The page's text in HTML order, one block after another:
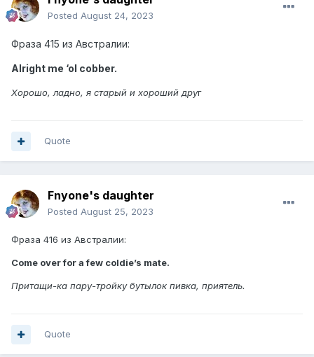
Posted August 24, 2023
Фраза 415 из Австралии:
Alright me ‘ol cobber.
Хорошо, ладно, я старый и хорошийдруг
Quote
Fnyone's daughter
Posted August 25, 2023
Фраза 416 из Австралии:
Come over for a few coldie’s mate.
Притащи-ка пару-тройку бутылок пивка, приятель.
Quote